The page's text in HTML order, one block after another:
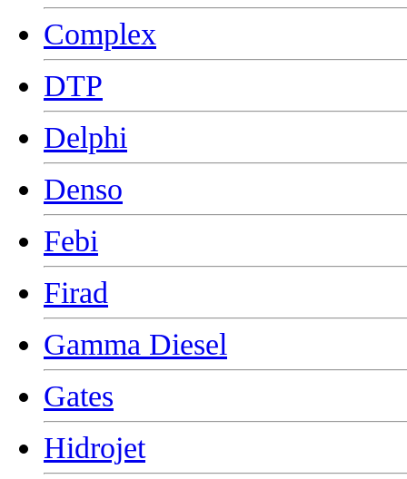
Complex
DTP
Delphi
Denso
Febi
Firad
Gamma Diesel
Gates
Hidrojet